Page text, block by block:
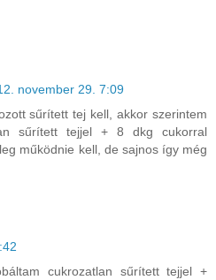
november 29. 7:09
sűrített tej kell, akkor szerintem
sűrített tejjel + 8 dkg cukorral
működnie kell, de sajnos így még
cukrozatlan sűrített tejjel +